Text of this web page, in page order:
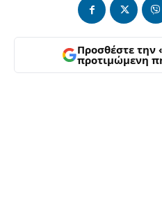
Προσθέστε την
προτιμώμενη